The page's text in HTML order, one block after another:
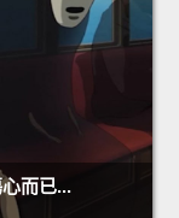
而已...